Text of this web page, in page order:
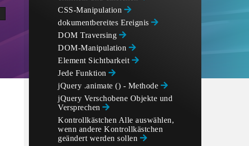
CSS-Manipulation
dokumentbereites Ereignis
DOM Traversing
DOM-Manipulation
Element Sichtbarkeit
Jede Funktion
jQuery .animate () - Methode
jQuery Verschobene Objekte und
Versprechen
Kontrollkästchen Alle auswählen,
wenn andere Kontrollkästchen
geändert werden sollen